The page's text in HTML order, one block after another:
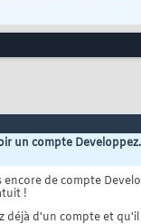
un compte
encore de compte
!
déjà d'un compte et